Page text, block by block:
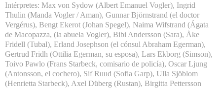
Intérpretes: Max von Sydow (Albert Emanuel Vogler), Ingrid
Thulin (Manda Vogler / Aman), Gunnar Björnstrand (el doctor
Vergérus), Bengt Ekerot (Johan Spegel), Naima Wifstrand (Ágata
de Macopazza, (la abuela Vogler), Bibi Andersson (Sara), Åke
Fridell (Tubal), Erland Josephson (el cónsul Abraham Egerman),
Gertrud Fridh (Ottilia Egerman, su esposa), Lars Ekborg (Simson),
Toivo Pawlo (Frans Starbeck, comisario de policía), Oscar Ljung
(Antonsson, el cochero), Sif Ruud (Sofia Garp), Ulla Sjöblom
(Henrietta Starbeck), Axel Düberg (Rustan), Birgitta Pettersson